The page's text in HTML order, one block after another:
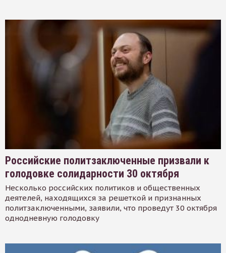
Российские политзаключенные призвали к
голодовке солидарности 30 октября
Несколько российских политиков и общественных
деятелей, находящихся за решеткой и признанных
политзаключенными, заявили, что проведут 30 октября
однодневную голодовку